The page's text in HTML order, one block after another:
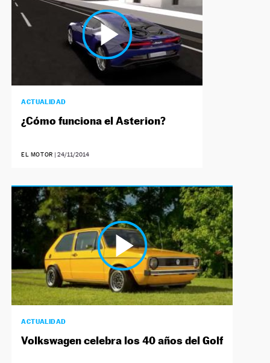
ACTUALIDAD
¿Cómo funciona el Asterion?
EL MOTOR | 24/11/2014
ACTUALIDAD
Volkswagen celebra los 40 años del Golf